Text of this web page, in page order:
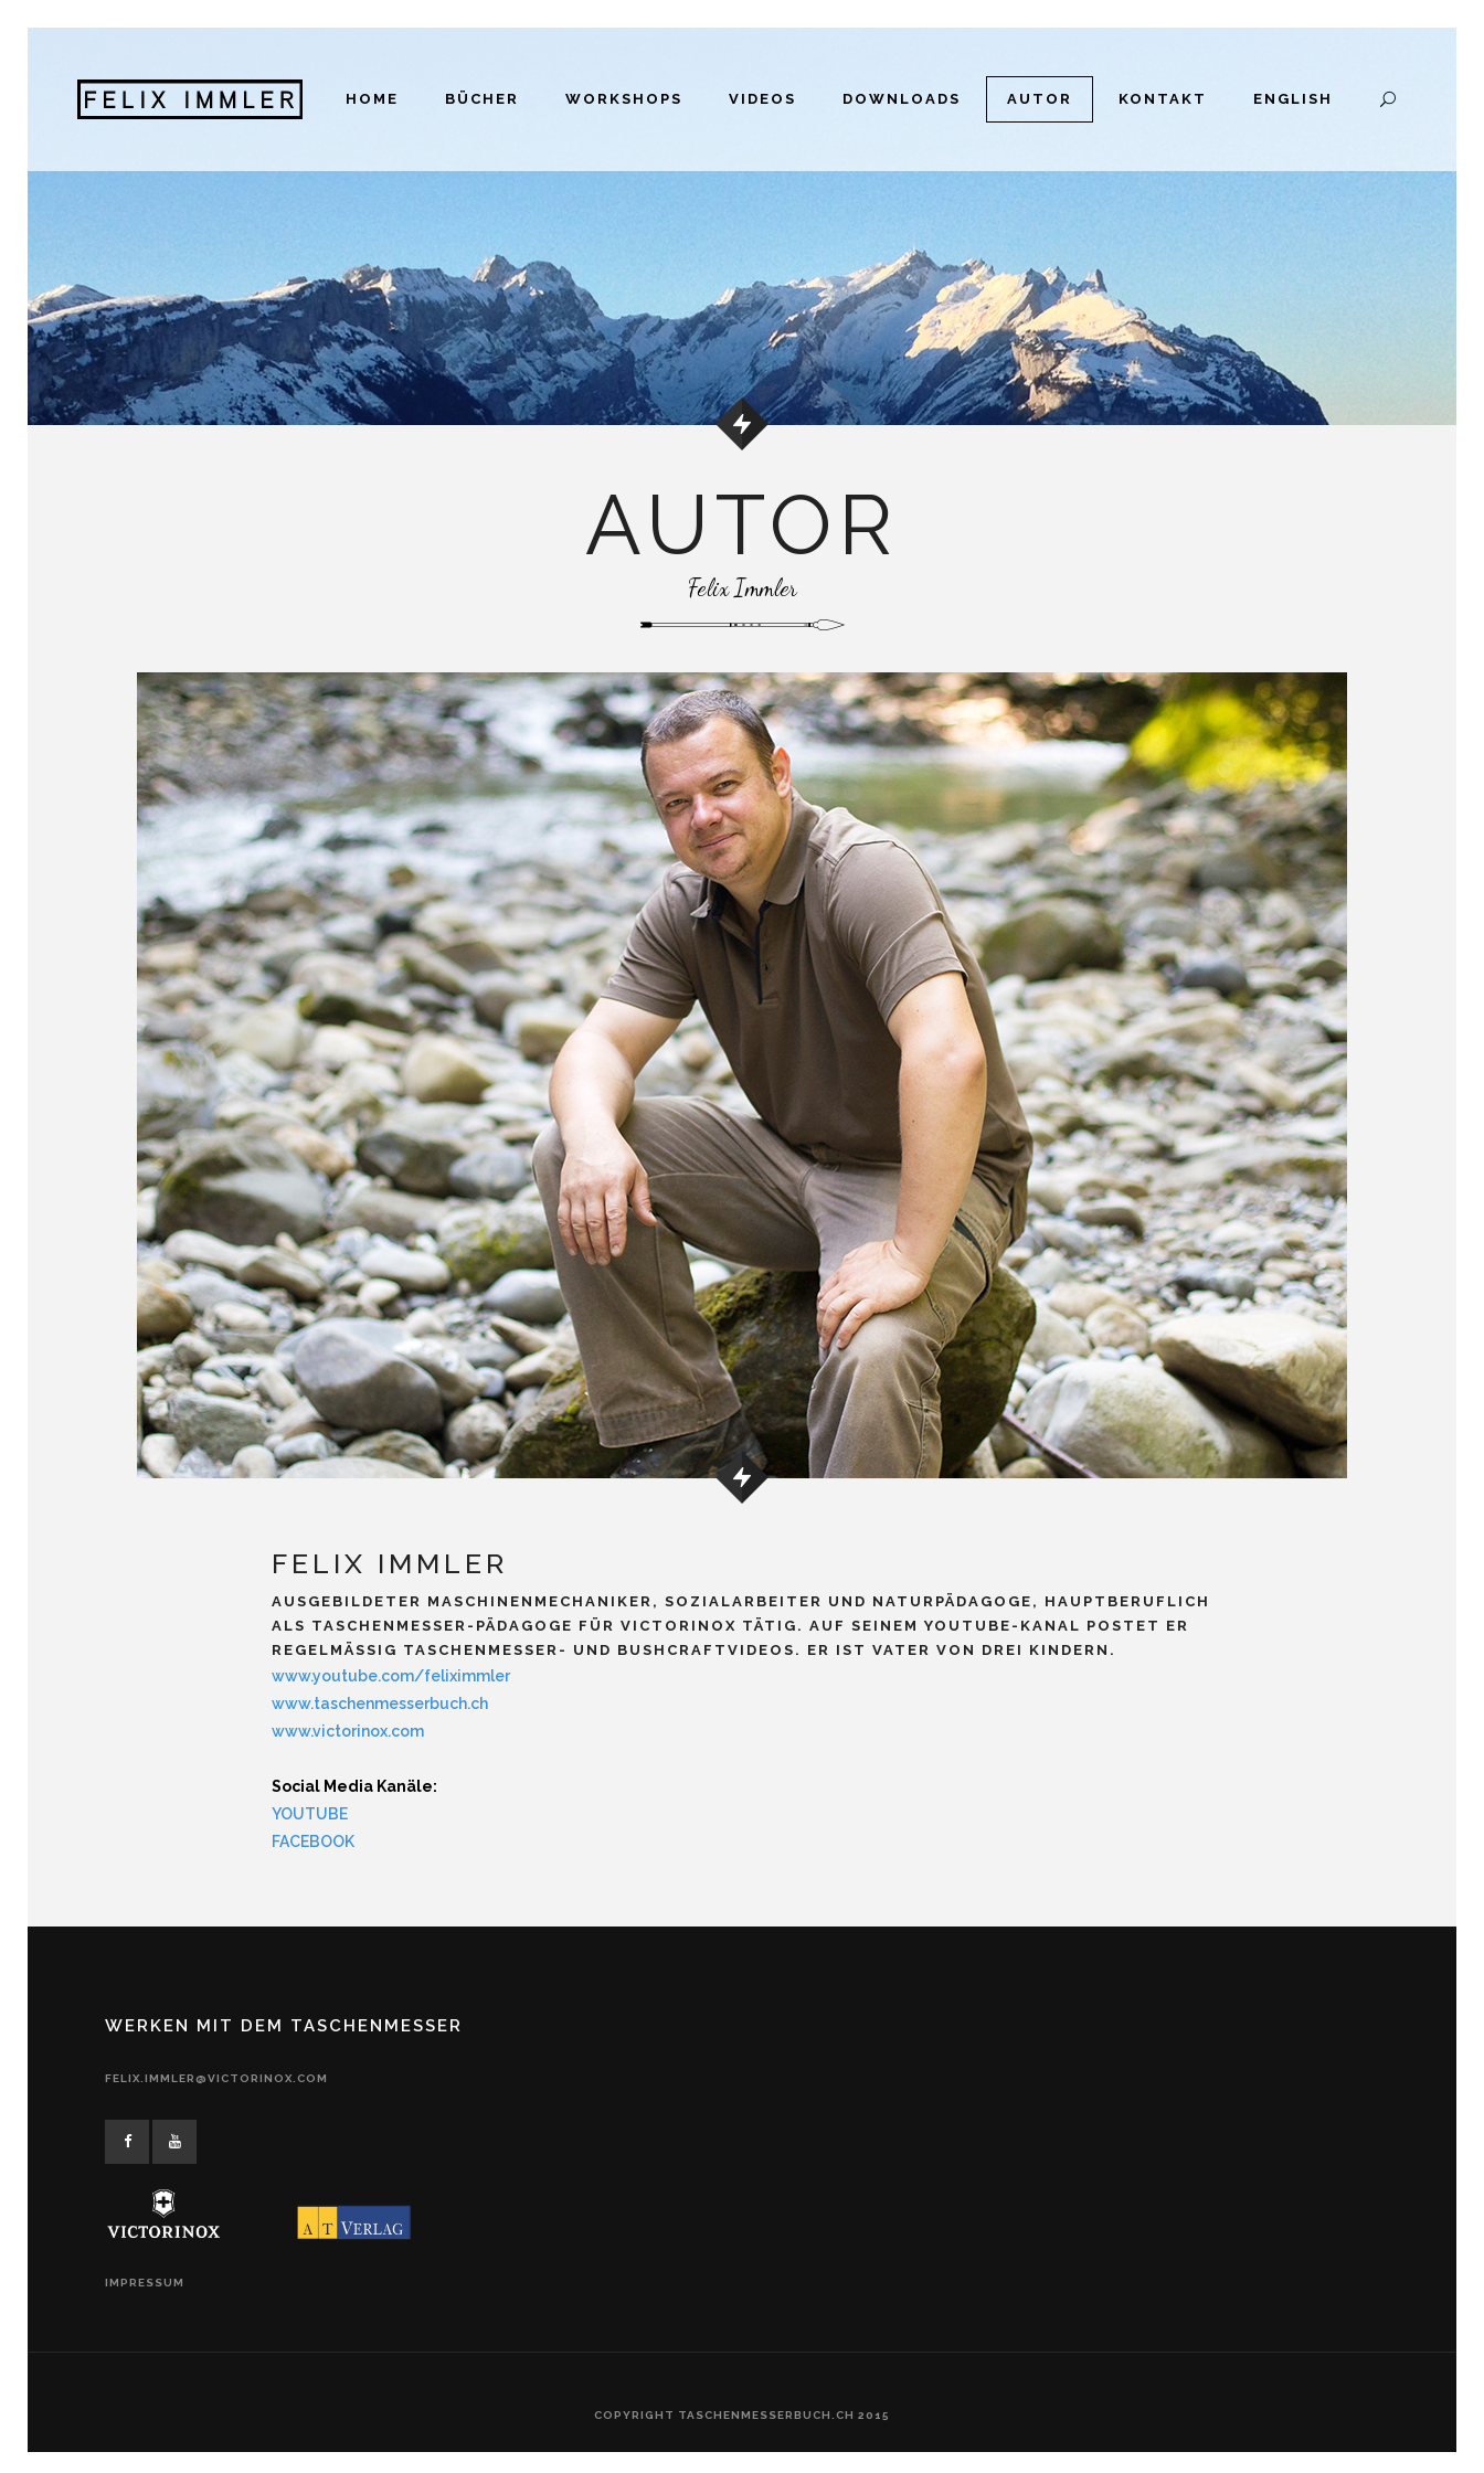
HOME BÜCHER WORKSHOPS VIDEOS DOWNLOADS AUTOR KONTAKT ENGLISH
AUTOR
Felix Immler
FELIX IMMLER
AUSGEBILDETER MASCHINENMECHANIKER, SOZIALARBEITER UND NATURPÄDAGOGE, HAUPTBERUFLICH
ALS TASCHENMESSER-PÄDAGOGE FÜR VICTORINOX TÄTIG. AUF SEINEM YOUTUBE-KANAL POSTET ER
REGELMÄSSIG TASCHENMESSER- UND BUSHCRAFTVIDEOS. ER IST VATER VON DREI KINDERN.
www.youtube.com/feliximmler
www.taschenmesserbuch.ch
www.victorinox.com
Social Media Kanäle:
YOUTUBE
FACEBOOK
WERKEN MIT DEM TASCHENMESSER
FELIX.IMMLER@VICTORINOX.COM
IMPRESSUM
COPYRIGHT TASCHENMESSERBUCH.CH 2015